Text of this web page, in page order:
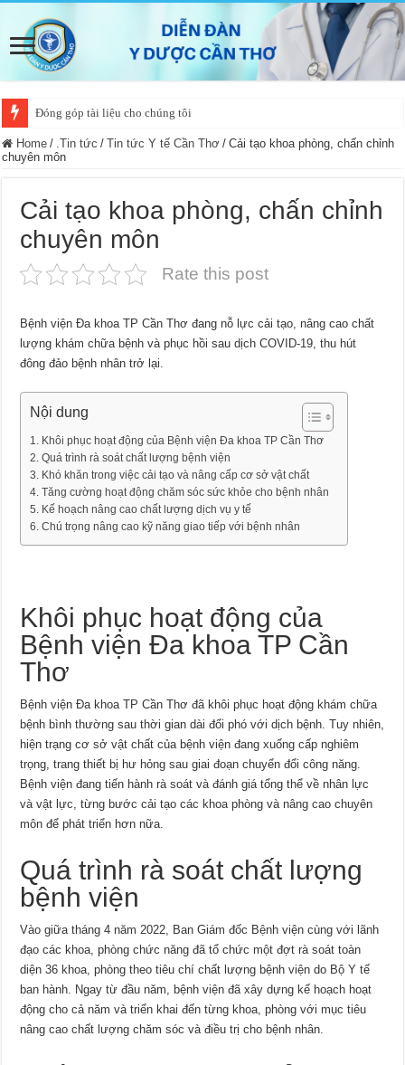
Đóng góp tài liệu cho chúng tôi
Home / .Tin tức / Tin tức Y tế Cần Thơ / Cải tạo khoa phòng, chấn chỉnh
chuyên môn
Cải tạo khoa phòng, chấn chỉnh
chuyên môn
Rate this post
Bệnh viện Đa khoa TP Cần Thơ đang nỗ lực cải tạo, nâng cao chất
lượng khám chữa bệnh và phục hồi sau dịch COVID-19, thu hút
đông đảo bệnh nhân trở lại.
Nội dung
Khôi phục hoạt động của Bệnh viện Đa khoa TP Cần Thơ
Quá trình rà soát chất lượng bệnh viện
Khó khăn trong việc cải tạo và nâng cấp cơ sở vật chất
Tăng cường hoạt động chăm sóc sức khỏe cho bệnh nhân
Kế hoạch nâng cao chất lượng dịch vụ y tế
Chú trọng nâng cao kỹ năng giao tiếp với bệnh nhân
Khôi phục hoạt động của
Bệnh viện Đa khoa TP Cần
Thơ
Bệnh viện Đa khoa TP Cần Thơ đã khôi phục hoạt động khám chữa
bệnh bình thường sau thời gian dài đối phó với dịch bệnh. Tuy nhiên,
hiện trạng cơ sở vật chất của bệnh viện đang xuống cấp nghiêm
trọng, trang thiết bị hư hỏng sau giai đoạn chuyển đổi công năng.
Bệnh viện đang tiến hành rà soát và đánh giá tổng thể về nhân lực
và vật lực, từng bước cải tạo các khoa phòng và nâng cao chuyên
môn để phát triển hơn nữa.
Quá trình rà soát chất lượng
bệnh viện
Vào giữa tháng 4 năm 2022, Ban Giám đốc Bệnh viện cùng với lãnh
đạo các khoa, phòng chức năng đã tổ chức một đợt rà soát toàn
diện 36 khoa, phòng theo tiêu chí chất lượng bệnh viện do Bộ Y tế
ban hành. Ngay từ đầu năm, bệnh viện đã xây dựng kế hoạch hoạt
động cho cả năm và triển khai đến từng khoa, phòng với mục tiêu
nâng cao chất lượng chăm sóc và điều trị cho bệnh nhân.